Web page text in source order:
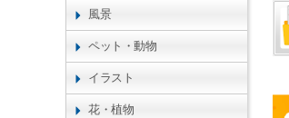
風景
ペット・動物
イラスト
花・植物